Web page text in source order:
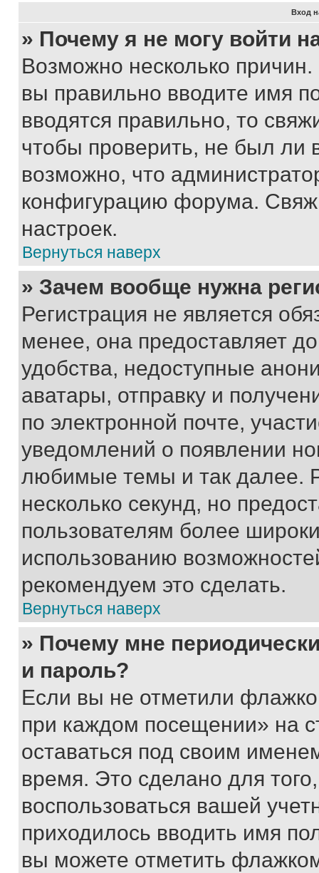
Вход
» Почему я не могу войти
Возможно несколько
вы правильно вводите имя
вводятся правильно, то
чтобы проверить, не был ли
возможно, что
конфигурацию форума.
настроек.
Вернуться наверх
» Зачем вообще нужна
Регистрация не является
менее, она предоставляет
удобства, недоступные
аватары, отправку и
по электронной почте,
уведомлений о появлении
любимые темы и так далее.
несколько секунд, но
пользователям более
использованию
рекомендуем это сделать.
Вернуться наверх
» Почему мне
и пароль?
Если вы не отметили
при каждом посещении» на
оставаться под своим
время. Это сделано для
воспользоваться вашей
приходилось вводить имя
вы можете отметить